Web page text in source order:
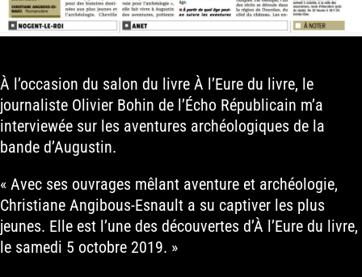
À l’occasion du salon du livre À l’Eure du livre, le
journaliste Olivier Bohin de l’Écho Républicain m’a
interviewée sur les aventures archéologiques de la
bande d’Augustin.
« Avec ses ouvrages mêlant aventure et archéologie,
Christiane Angibous-Esnault a su captiver les plus
jeunes. Elle est l’une des découvertes d’À l’Eure du livre,
le samedi 5 octobre 2019. »